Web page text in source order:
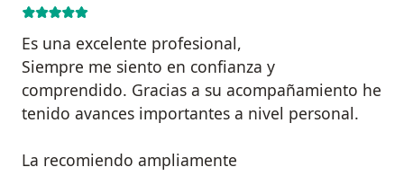
Es una excelente profesional,
Siempre me siento en confianza y
comprendido. Gracias a su acompañamiento he
tenido avances importantes a nivel personal.
La recomiendo ampliamente